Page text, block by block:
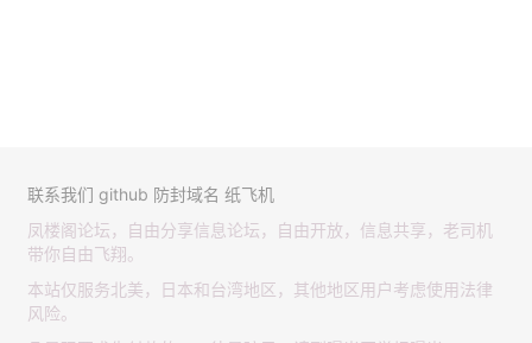
联系我们 github 防封域名 纸飞机
凤楼阁论坛，自由分享信息论坛，自由开放，信息共享，老司机
带你自由飞翔。
本站仅服务北美，日本和台湾地区，其他地区用户考虑使用法律
风险。